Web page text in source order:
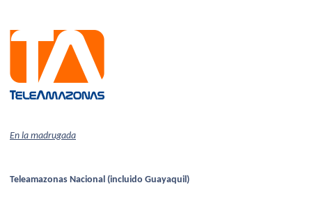
En la madrugada
Teleamazonas Nacional (incluido Guayaquil)